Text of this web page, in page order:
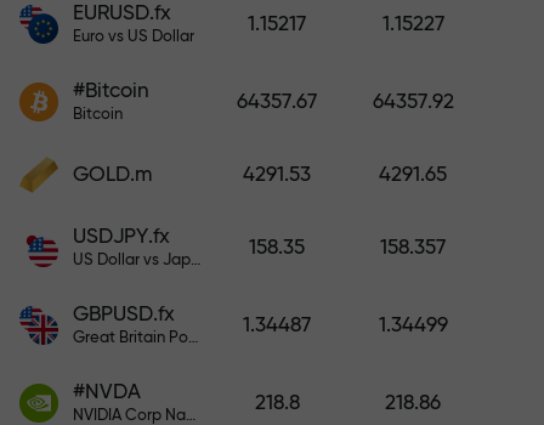
مطبعياً. كلما زاد مبلغ الإيداع، زادت
EURUSD.fx
Euro vs US Dollar
1.15217 1.15227
#Bitcoin
Bitcoin
64357.67 64357.92
GOLD.m 4291.53 4291.65
USDJPY.fx
US Dollar vs Japanese Yen
158.35 158.357
GBPUSD.fx
Great Britain Pound vs US Dollar
1.34487 1.34499
#NVDA
NVIDIA Corp Nasdaq Stock Exchange (Nasdaq) USD
218.8 218.86